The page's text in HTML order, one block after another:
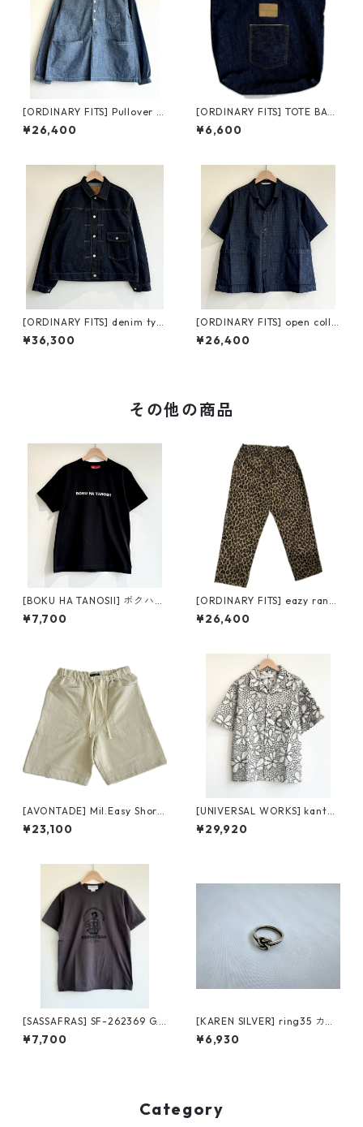
[ORDINARY FITS] Pullover W
ork Shirts オーディナリーフ
ィッツ プルオーバー ワークシ
¥26,400
[ORDINARY FITS] TOTE BAG
オーディナリーフィッツ トー
トバッグ
¥6,600
[ORDINARY FITS] denim typ
e 1st one wash オーディナリ
ーフィッツ デニムタイプファ
¥36,300
[ORDINARY FITS] open colla
r S/S shirts ripstop オーディ
ナリーフィッツ オープンカラ
¥26,400
その他の商品
[BOKU HA TANOSII] ボクハタ
ノシイ ボクタノTee black/wh
ite
¥7,700
[ORDINARY FITS] eazy ranc
h pants PT013 オーディナリ
ーフィッツ イージー ランチ パ
¥26,400
[AVONTADE] Mil.Easy Short
s VTD-0516-ST アボンタージ
ミル イージーショーツ ivory
¥23,100
[UNIVERSAL WORKS] kantha
flower road shirt ecru/blac
k ユニバーサル ワークス カン
¥29,920
[SASSAFRAS] SF-262369 G.
D.U.BROS.T 1/2 charcoal サ
サフラス ジーディーユーブロ
¥7,700
[KAREN SILVER] ring35 カレ
ンシルバー リング 18号
¥6,930
Category